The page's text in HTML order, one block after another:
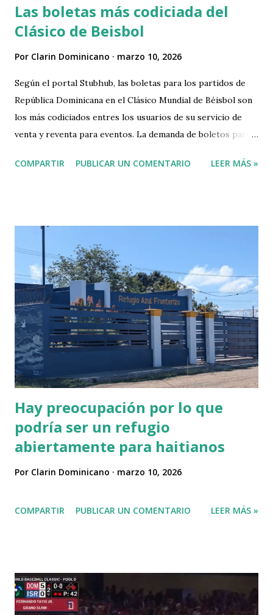
Las boletas más codiciada del
Clásico de Beisbol
Por Clarin Dominicano marzo 10, 2026
Según el portal Stubhub, las boletas para los partidos de
República Dominicana en el Clásico Mundial de Béisbol son
los más codiciados entres los usuarios de su servicio de
venta y reventa para eventos. La demanda de boletos para
superior a la de Estados Unidos. 🔥 Según el portal
de RD es un 10% superior a la de Japón…
pic.twitter.com/Zgt1ITJw6A — ESPN.com.do🇩🇴
(@ESPN_DO) March 10, 2026
COMPARTIR PUBLICAR UN COMENTARIO LEER MÁS »
Hay preocupación por lo que
podría ser un refugio
abiertamente para haitianos
Por Clarin Dominicano marzo 10, 2026
COMPARTIR PUBLICAR UN COMENTARIO LEER MÁS »